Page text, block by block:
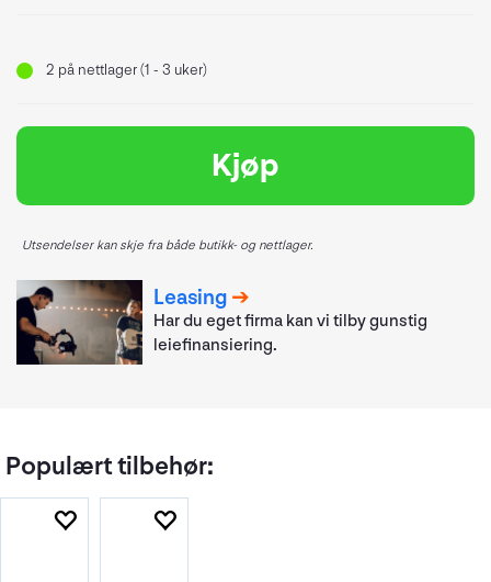
2 på nettlager (1 - 3 uker)
Kjøp
Utsendelser kan skje fra både butikk- og nettlager.
Leasing
Har du eget firma kan vi tilby gunstig
leiefinansiering.
Populært tilbehør: